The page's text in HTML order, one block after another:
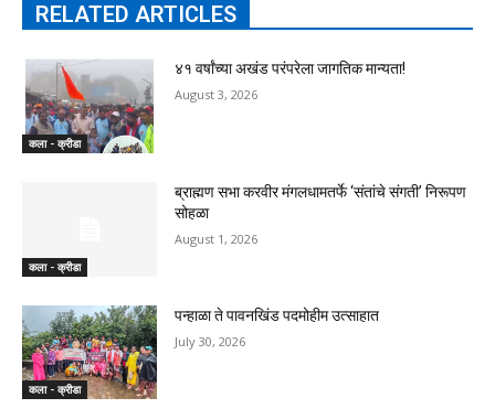
RELATED ARTICLES
कला - क्रीडा
४१ वर्षांच्या अखंड परंपरेला जागतिक मान्यता!
August 3, 2026
कला - क्रीडा
ब्राह्मण सभा करवीर मंगलधामतर्फे ‘संतांचे संगती’ निरूपण
सोहळा
August 1, 2026
कला - क्रीडा
पन्हाळा ते पावनखिंड पदमोहीम उत्साहात
July 30, 2026